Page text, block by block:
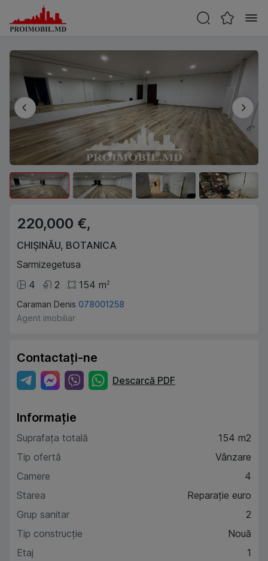
220,000 €,
CHIȘINĂU, BOTANICA
Sarmizegetusa
4
2 154 m2
Caraman Denis 078001258
Agent imobiliar
Contactați-ne
Descarcă PDF
Informație
Suprafața totală
154 m2
Tip ofertă
Vânzare
Camere
4
Starea
Reparație euro
Grup sanitar
2
Tip construcție
Nouă
Etaj
1